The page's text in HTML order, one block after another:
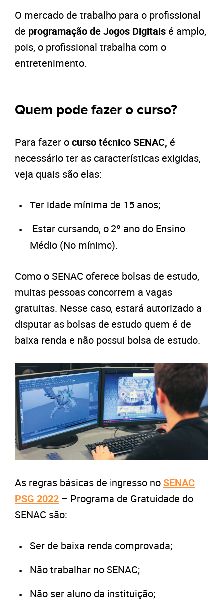
O mercado de trabalho para o profissional
de programaçãode Jogos Digitais é amplo,
pois, o profissional trabalha com o
entretenimento.
Quem pode fazer o curso?
Para fazer ocurso técnico SENAC, é
necessário ter as características exigidas,
veja quais são elas:
Ter idade mínima de 15 anos;
Estar cursando, o 2º ano do Ensino
Médio (No mínimo).
Como o SENAC oferece bolsas de estudo,
muitas pessoas concorrem a vagas
gratuitas. Nesse caso, estará autorizado a
disputar as bolsas de estudo quem é de
baixa renda e não possui bolsa de estudo.
As regras básicas de ingresso noSENAC
PSG 2022 – Programa de Gratuidade do
SENAC são:
Ser de baixa renda comprovada;
Não trabalhar no SENAC;
Não ser aluno da instituição;